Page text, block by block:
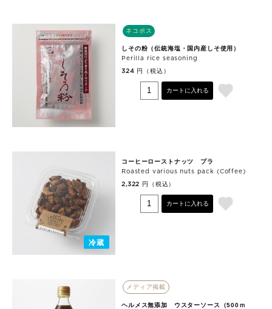
ネコポス
しその粉（伝統海塩・国内産しそ使用）
Perilla rice seasoning
324 円（税込）
カートに入れる
冷蔵
コーヒーローストナッツ プラ
Roasted various nuts pack (Coffee)
2,322 円（税込）
カートに入れる
メディア掲載
ヘルメス無添加 ウスターソース（500ｍ